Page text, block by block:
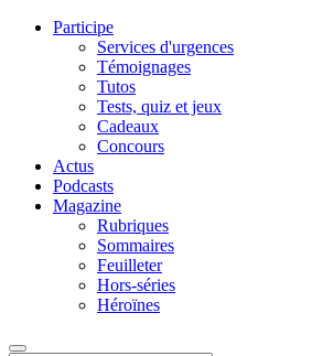
Participe
Services d'urgences
Témoignages
Tutos
Tests, quiz et jeux
Cadeaux
Concours
Actus
Podcasts
Magazine
Rubriques
Sommaires
Feuilleter
Hors-séries
Héroïnes